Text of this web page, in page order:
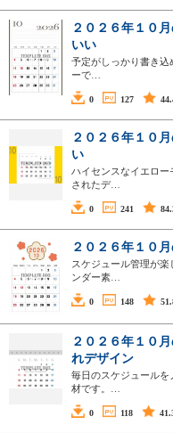
２０２６年１０
いい
予定がしっかり書き込
ーで…
0 127
２０２６年１０
い
ハイセンスなイエロ
されたデ…
0 241
２０２６年１０
スケジュール管理が
ンダー素…
0 148
２０２６年１０
れデザイン
毎日のスケジュール
材です。…
0 118